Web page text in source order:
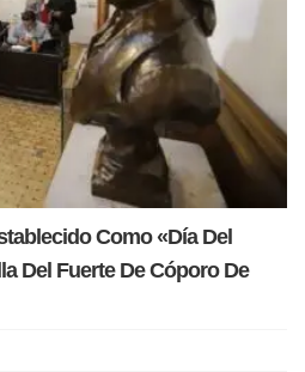
Como «Día Del
Del Fuerte De Cóporo De